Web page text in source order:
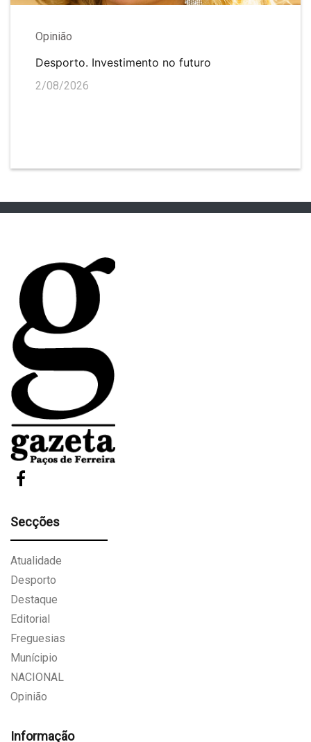
Opinião
Desporto. Investimento no futuro
2/08/2026
Secções
Atualidade
Desporto
Destaque
Editorial
Freguesias
Munícipio
NACIONAL
Opinião
Informação